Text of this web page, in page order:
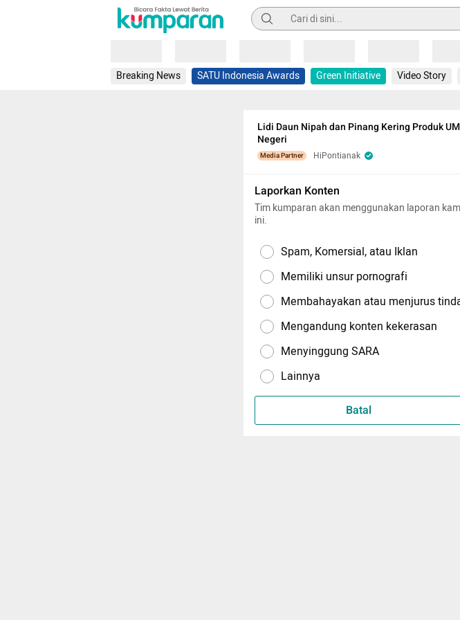
Pencarian
Breaking News SATU Indonesia Awards Green Initiative Video Story
Lidi Daun Nipah dan Pinang Kering Produk
Negeri
Media Partner HiPontianak
Laporkan Konten
Tim kumparan akan menggunakan laporan
ini.
Spam, Komersial, atau Iklan
Memiliki unsur pornografi
Membahayakan atau menjurus
Mengandung konten kekerasan
Menyinggung SARA
Lainnya
Batal